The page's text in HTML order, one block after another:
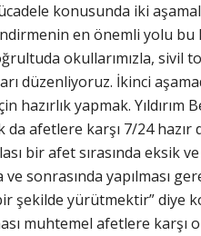
konusunda iki
en önemli yolu bu
okullarımızla, sivil
düzenliyoruz. İkinci
hazırlık yapmak. Yıldırım
afetlere karşı 7/24 hazır
bir afet sırasında eksik
sonrasında yapılması
şekilde yürütmektir” diye
muhtemel afetlere karşı